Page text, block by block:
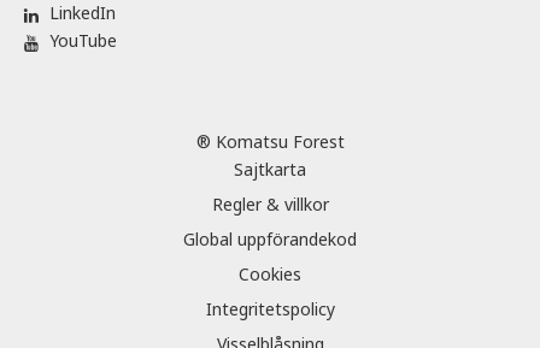
LinkedIn
YouTube
® Komatsu Forest
Sajtkarta
Regler & villkor
Global uppförandekod
Cookies
Integritetspolicy